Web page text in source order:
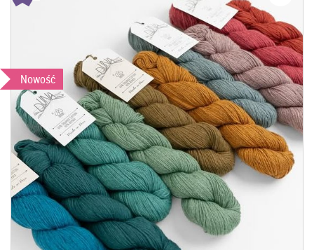
Nowość